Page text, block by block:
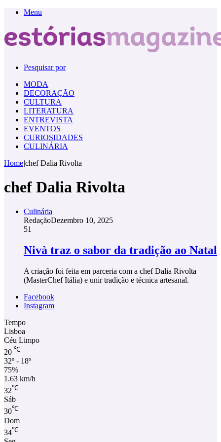
Menu
Pesquisar por
MODA
DECORAÇÃO
CULTURA
LITERATURA
ENTREVISTA
EVENTOS
CURIOSIDADES
CULINÁRIA
Home|chef Dalia Rivolta
chef Dalia Rivolta
Culinária
RedaçãoDezembro 10, 2025
51
Nivà traz o sabor da tradição ao Natal
A criação foi feita em parceria com a chef Dalia Rivolta
(MasterChef Itália) e unir tradição e técnica artesanal.
Facebook
Instagram
Tempo
Lisboa
Céu Limpo
20 ℃
32º - 18º
75%
1.63 km/h
32℃
Sáb
30℃
Dom
34℃